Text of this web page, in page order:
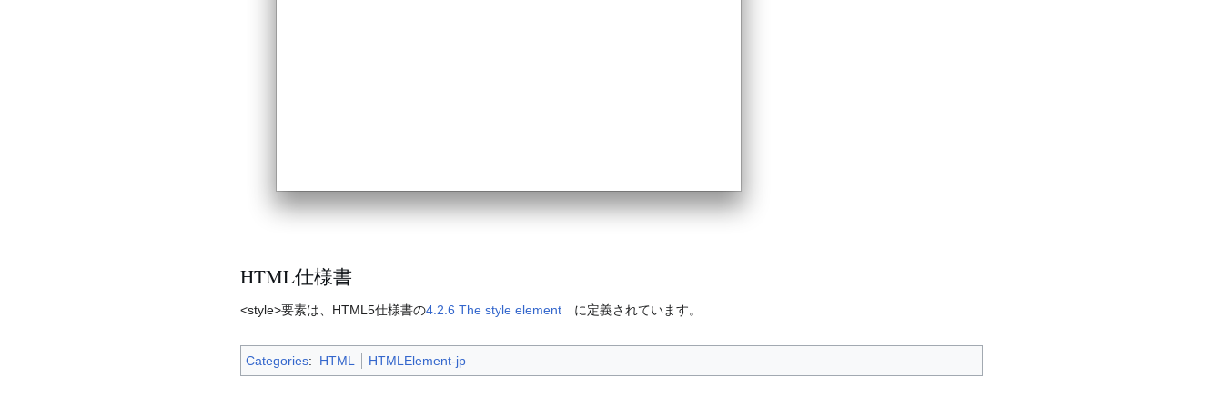
HTML仕様書
<style>要素は、HTML5仕様書の4.2.6 The style element に定義されています。
Categories: HTML HTMLElement-jp